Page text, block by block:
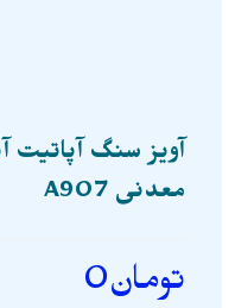
آویز سنگ
معدنی A907
تومان0